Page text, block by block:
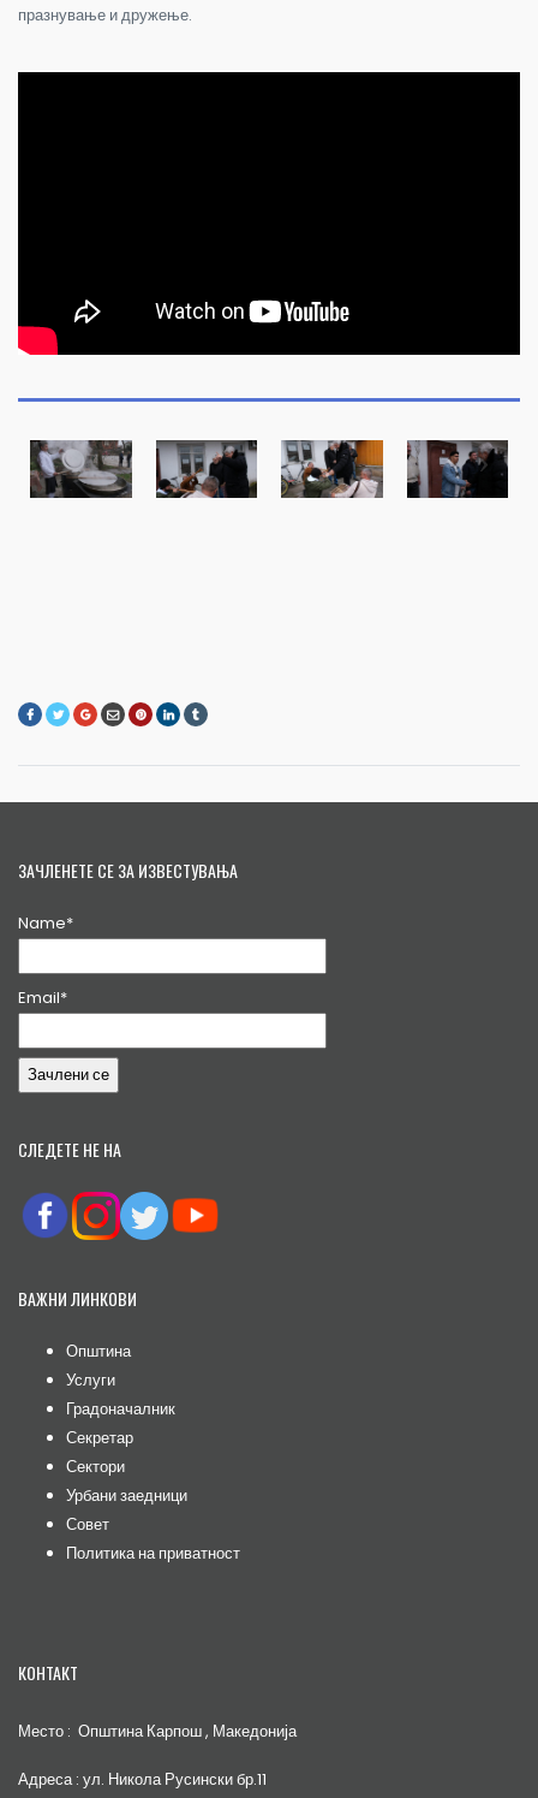
празнување и дружење.
ЗАЧЛЕНЕТЕ СЕ ЗА ИЗВЕСТУВАЊА
Name*
Email*
СЛЕДЕТЕ НЕ НА
ВАЖНИ ЛИНКОВИ
Општина
Услуги
Градоначалник
Секретар
Сектори
Урбани заедници
Совет
Политика на приватност
КОНТАКТ
Место : Општина Карпош , Македонија
Адреса : ул. Никола Русински бр.11